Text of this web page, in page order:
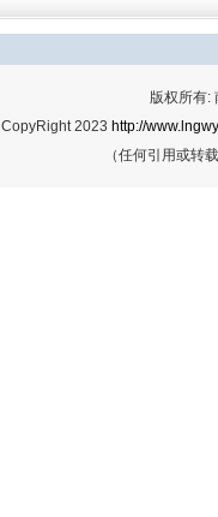
版权所有:
CopyRight 2023 http://
（任何引用或转